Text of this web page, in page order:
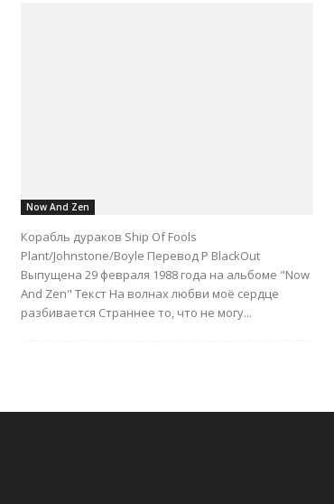
Now And Zen
Корабль дураков Ship Of Fools
Plant/Johnstone/Boyle Перевод Р BlackOut
Выпущена 29 февраля 1988 года на альбоме "Now
And Zen" Текст На волнах любви моё сердце
разбивается Страннее то, что не могу...